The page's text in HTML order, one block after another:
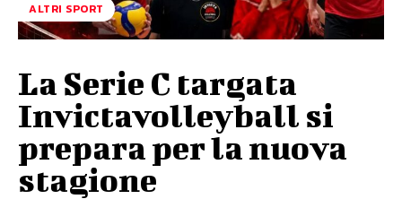
ALTRI SPORT
La Serie C targata
Invictavolleyball si
prepara per la nuova
stagione